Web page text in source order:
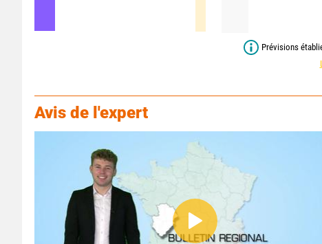
Prévisions
Avis de l'expert